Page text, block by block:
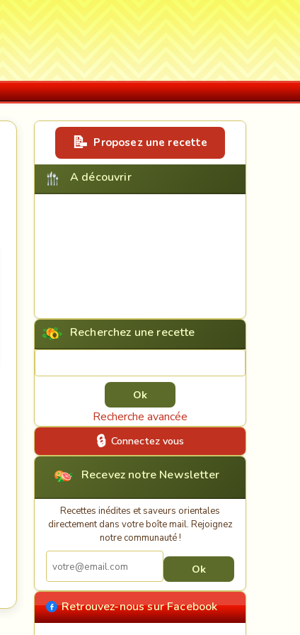
Proposez une recette
A découvrir
Recherchez une recette
Recherche avancée
Connectez vous
Recevez notre Newsletter
Recettes inédites et saveurs orientales
directement dans votre boîte mail. Rejoignez
notre communauté !
Retrouvez-nous sur Facebook